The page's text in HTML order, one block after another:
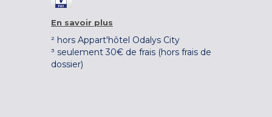
En savoir plus
² hors Appart'hôtel Odalys City
³ seulement 30€ de frais (hors frais de
dossier)